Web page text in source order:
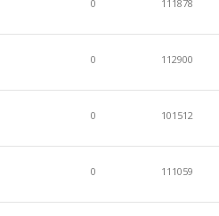
0 111878
0 112900
0 101512
0 111059